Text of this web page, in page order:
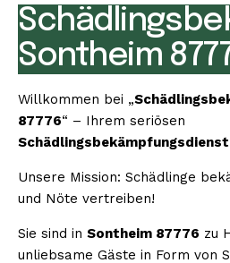
Sontheim
Willkommen bei „
87776“ – Ihrem seriösen
Schädlingsbekämpfungsdienst
Unsere Mission: Schädlinge
und Nöte vertreiben!
Sie sind in Sontheim 87776 zu
unliebsame Gäste in Form von